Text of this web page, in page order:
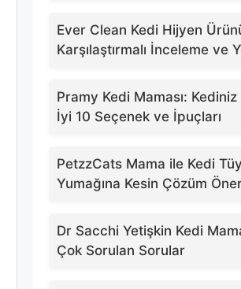
Ever Clean Kedi Hijyen
Karşılaştırmalı İnceleme ve
Pramy Kedi Maması: Kediniz
İyi 10 Seçenek ve İpuçları
PetzzCats Mama ile Kedi Tüy
Yumağına Kesin Çözüm
Dr Sacchi Yetişkin Kedi
Çok Sorulan Sorular